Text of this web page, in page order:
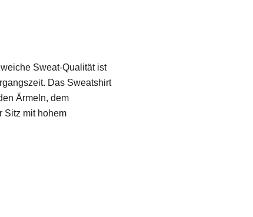
Sweat-Qualität ist
Das Sweatshirt
Ärmeln, dem
Sitz mit hohem